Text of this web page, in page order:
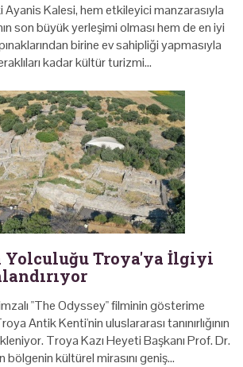
Ayanis Kalesi, hem etkileyici manzarasıyla
son büyük yerleşimi olması hem de en iyi
birine ev sahipliği yapmasıyla
kadar kültür turizmi…
Yolculuğu Troya'ya İlgiyi
"The Odyssey" filminin gösterime
Antik Kenti'nin uluslararası tanınırlığının
Troya Kazı Heyeti Başkanı Prof. Dr.
bölgenin kültürel mirasını geniş…